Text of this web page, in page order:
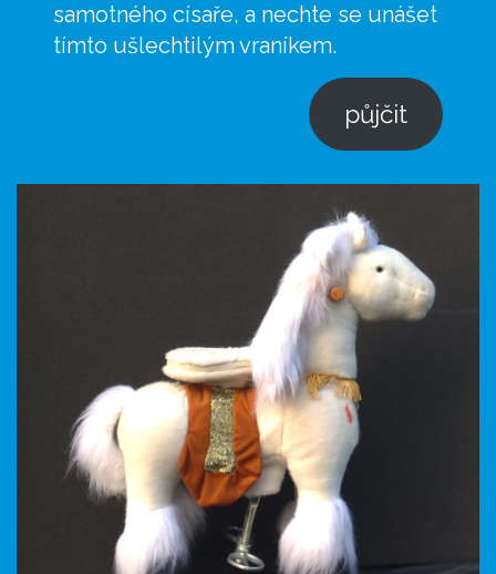
samotného císaře, a nechte se unášet
tímto ušlechtilým vraníkem.
půjčit